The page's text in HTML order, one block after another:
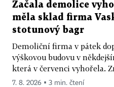
Začala demolice
měla sklad firma
stotunový bagr
Demoliční firma v pátek
výškovou budovu v
která v červenci vyhořela.
7. 8. 2026 ▪ 3 min. čtení